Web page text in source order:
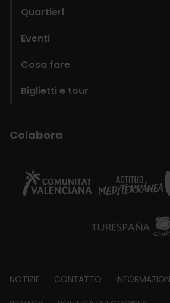
Quartieri
Eventi
Cosa fare
Biglietti e tour
Colabora
Footer
NOTIZIE CONTATTO